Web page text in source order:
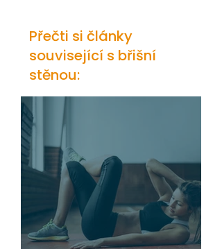
Přečti si články
související s břišní
stěnou: